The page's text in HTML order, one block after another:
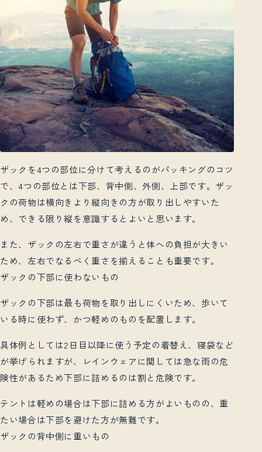
ザックを4つの部位に分けて考えるのがパッキングのコツ
で、4つの部位とは下部、背中側、外側、上部です。ザッ
クの荷物は横向きより縦向きの方が取り出しやすいた
め、できる限り縦を意識するとよいと思います。
また、ザックの左右で重さが違うと体への負担が大きい
ため、左右でなるべく重さを揃えることも重要です。
ザックの下部に使わないもの
ザックの下部は最も荷物を取り出しにくいため、歩いて
いる時に使わず、かつ軽めのものを配置します。
具体例としては2 日目以降に使う予定の着替え、寝袋など
が挙げられますが、レインウェアに関しては急な雨の危
険性があるため下部に詰めるのは割と危険です。
テントは軽めの場合は下部に詰める方がよいものの、重
たい場合は下部を避けた方が無難です。
ザックの背中側に重いもの